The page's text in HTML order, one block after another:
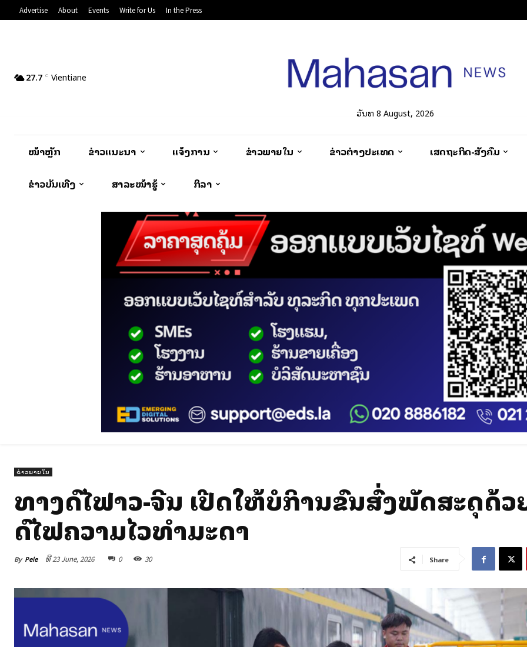
Advertise About Events Write for Us In the Press
27.7 C Vientiane
ວັນທີ 8 August, 2026
ໜ້າຫຼັກ ຂ່າວແນະນຳ ແຈ້ງການ ຂ່າວພາຍໃນ ຂ່າວຕ່າງປະເທດ ເສດຖະກິດ-ສັງຄົມ
ຂ່າວບັນເທີງ ສາລະໜ້າຮູ້ ກິລາ
ຂ່າວພາຍໃນ
ທາງລົດໄຟລາວ-ຈີນ ເປີດໃຫ້ບໍລິການຂົນສົ່ງພັດສະດຸດ້
ລົດໄຟຄວາມໄວທຳມະດາ
By Pele ທີ 23 June, 2026 0 30 Share